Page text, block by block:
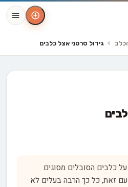
גידול סרטני אצל כלבים
כלבים הסובלים מסוגים
זאת, כל כך הרבה בעלים לא